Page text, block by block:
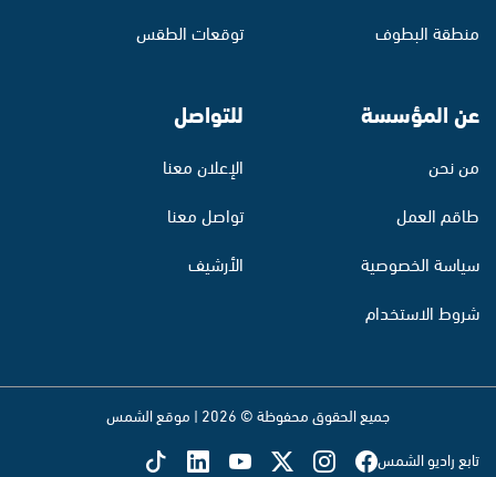
منطقة البطوف
توقعات الطقس
عن المؤسسة
من نحن
طاقم العمل
سياسة الخصوصية
شروط الاستخدام
للتواصل
الإعلان معنا
تواصل معنا
الأرشيف
جميع الحقوق محفوظة © 2026 | موقع الشمس
تابع راديو الشمس